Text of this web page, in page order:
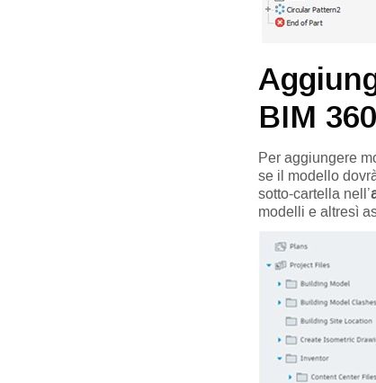
BIM 360
Per aggiungere
se il modello
sotto-cartella nell’
modelli e altresì